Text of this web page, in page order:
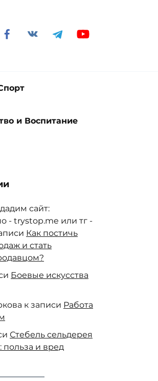
и Воспитание
сайт:
- trystop.me или тг -
Как постичь
и стать
Боевые искусства
к записи Работа
Стебель сельдерея
и вред